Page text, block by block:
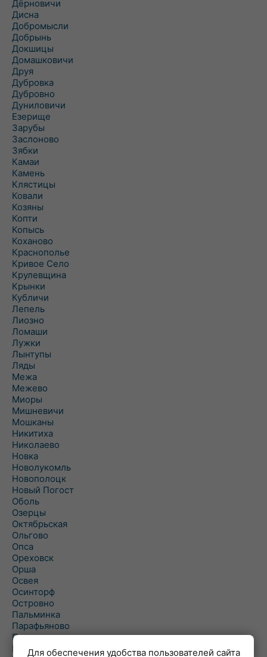
Дёрновичи
Дисна
Добромысли
Добрынь
Докшицы
Домашковичи
Друя
Дубровка
Дубровно
Дуниловичи
Езерище
Зарубы
Заслоново
Зябки
Камаи
Камень
Клястицы
Ковали
Козяны
Копти
Копысь
Коханово
Краснополье
Кривое Село
Крулевщина
Крынки
Кубличи
Лепель
Лиозно
Ломаши
Лужки
Лынтупы
Ляды
Межа
Межево
Миоры
Мишневичи
Мошканы
Никитиха
Николаево
Новка
Новолукомль
Новополоцк
Новый Погост
Оболь
Озерцы
Октябрьская
Ольгово
Опса
Ореховск
Орша
Освея
Осинторф
Островно
Пальминка
Парафьяново
Плисса
ПовятьеДля обеспечения удобства пользователей сайта